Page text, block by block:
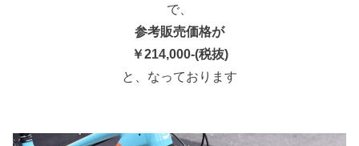
で、
参考販売価格が
￥214,000-(税抜)
と、なっております